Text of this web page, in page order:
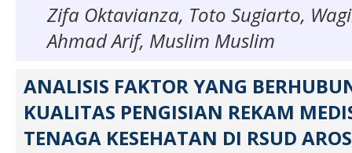
Zifa Oktavianza, Toto Sugiarto,
Ahmad Arif, Muslim Muslim
ANALISIS FAKTOR YANG
KUALITAS PENGISIAN REKAM
TENAGA KESEHATAN DI RSUD